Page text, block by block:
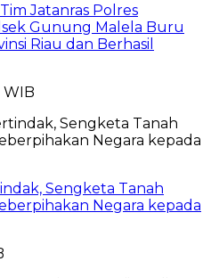
Jatanras Polres
Gunung Malela Buru
Riau dan Berhasil
WIB
Sengketa Tanah
Negara kepada